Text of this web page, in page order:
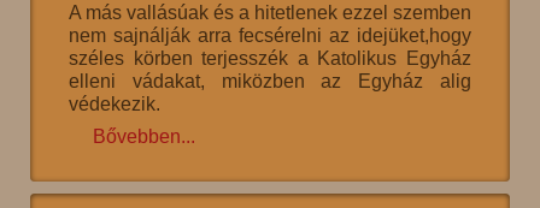
A más vallásúak és a hitetlenek ezzel szemben
nem sajnálják arra fecsérelni az idejüket,hogy
széles körben terjesszék a Katolikus Egyház
elleni vádakat, miközben az Egyház alig
védekezik.
Bővebben...